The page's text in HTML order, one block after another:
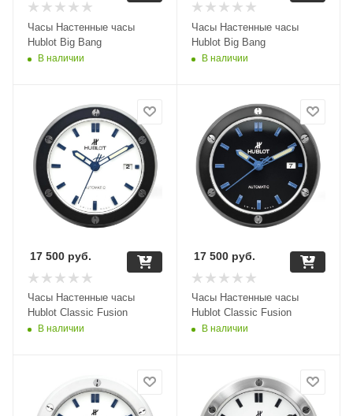
Часы Настенные часы
Hublot Big Bang
В наличии
Часы Настенные часы
Hublot Big Bang
В наличии
Часы Настенные часы
Hublot Classic Fusion
В наличии
17 500 руб.
Часы Настенные часы
Hublot Classic Fusion
В наличии
17 500руб.